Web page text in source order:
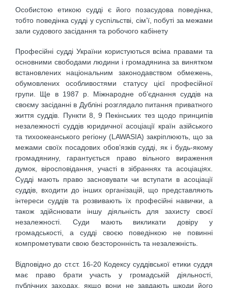
Особистою етикою судді є його позасудова поведінка,
тобто поведінка судді у суспільстві, сім’ї, побуті за межами
зали судового засідання та робочого кабінету
Професійні судді України користуються всіма правами та
основними свободами людини і громадянина за винятком
встановлених національним законодавством обмежень,
обумовлених особливостями статусу цієї професійної
групи. Ще в 1987 р. Міжнародне об’єднання суддів на
своєму засіданні в Дубліні розглядало питання приватного
життя суддів. Пункти 8, 9 Пекінських тез щодо принципів
незалежності суддів юридичної асоціації країн азійського
та тихоокеанського регіону (LAWASIA) закріплюють, що за
межами своїх посадових обов’язків судді, як і будь-якому
громадянину, гарантується право вільного вираження
думок, віросповідання, участі в зібраннях та асоціаціях.
Судді мають право засновувати чи вступати в асоціації
суддів, входити до інших організацій, що представляють
інтереси суддів та розвивають їх професійні навички, а
також здійснювати іншу діяльність для захисту своєї
незалежності. Суди мають викликати довіру у
громадськості, а судді своєю поведінкою не повинні
компрометувати свою безсторонність та незалежність.
Відповідно до ст.ст. 16-20 Кодексу суддівської етики суддя
має право брати участь у громадській діяльності,
публічних заходах, якщо вони не завдають шкоди його